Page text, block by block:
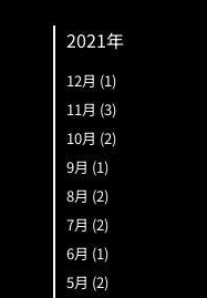
2021年
12月 (1)
11月 (3)
10月 (2)
9月 (1)
8月 (2)
7月 (2)
6月 (1)
5月 (2)